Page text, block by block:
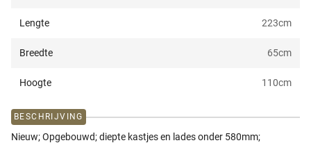
Lengte 223cm
Breedte 65cm
Hoogte 110cm
BESCHRIJVING
Nieuw; Opgebouwd; diepte kastjes en lades onder 580mm;